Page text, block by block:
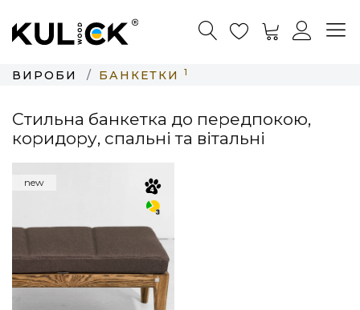
ВИРОБИ БАНКЕТКИ 1
Стильна банкетка до передпокою,
коридору, спальні та вітальні
new